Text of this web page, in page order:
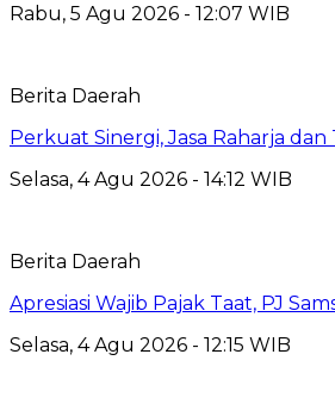
Rabu, 5 Agu 2026 - 12:07 WIB
Berita Daerah
Perkuat Sinergi, Jasa Raharja
Selasa, 4 Agu 2026 - 14:12 WIB
Berita Daerah
Apresiasi Wajib Pajak Taat, PJ
Selasa, 4 Agu 2026 - 12:15 WIB